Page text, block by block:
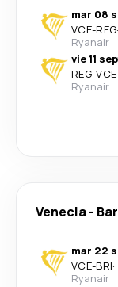
mar 08
VCE-REG·
Ryanair
vie 11
REG-VCE·
Ryanair
Venecia-
mar 22
VCE-BRI·
Ryanair